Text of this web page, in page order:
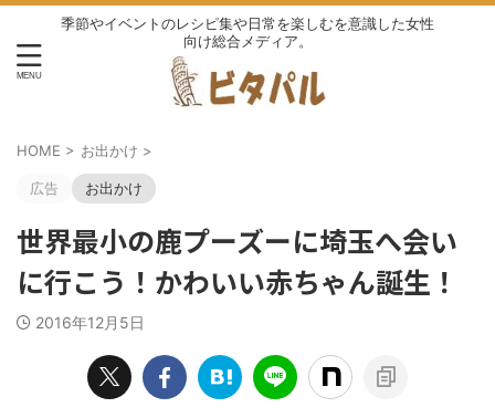
季節やイベントのレシピ集や日常を楽しむを意識した女性
向け総合メディア。
HOME > お出かけ >
広告 お出かけ
世界最小の鹿プーズーに埼玉へ会い
に行こう！かわいい赤ちゃん誕生！
2016年12月5日